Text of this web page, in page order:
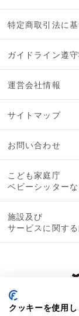
特定商取引法に
ガイドライン遵守
運営会社情報
サイトマップ
お問い合わせ
こども家庭庁
ベビーシッター
施設及び
サービスに関す
クッキーを使用し